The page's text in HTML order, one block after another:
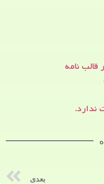
قالب نامه
ندارد.
بعدی